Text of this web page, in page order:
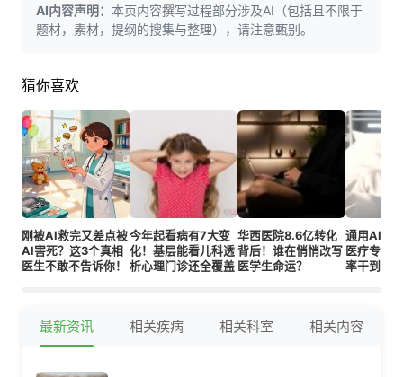
AI内容声明： 本页内容撰写过程部分涉及AI（包括且不限于
题材，素材，提纲的搜集与整理），请注意甄别。
猜你喜欢
刚被AI救完又差点被
AI害死？这3个真相
医生不敢不告诉你！
今年起看病有7大变
化！基层能看儿科透
析心理门诊还全覆盖
华西医院8.6亿转化
背后！谁在悄悄改写
医学生命运？
通用AI看
医疗专属
率干到
最新资讯 相关疾病 相关科室 相关内容